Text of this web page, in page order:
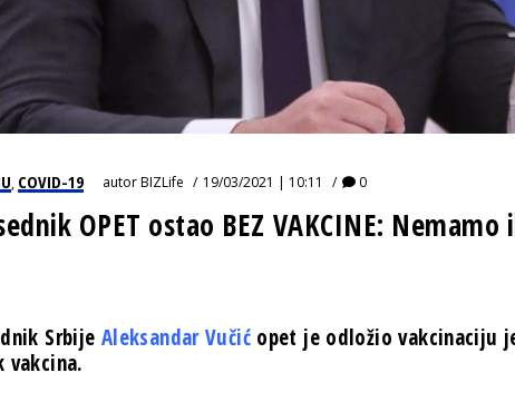
, COVID-19 autorBIZLife 19/03/2021 | 10:11 0
OPET ostao BEZ VAKCINE:
Srbije Aleksandar Vučićopet je odložio vakcinaciju
vakcina.